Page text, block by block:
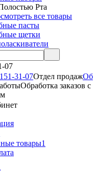
Рта
все товары
пасты
щетки
07
31-07Отдел продаж
Обработка заказов
товары1